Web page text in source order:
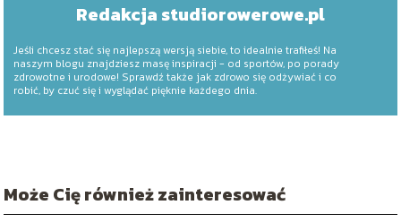
Redakcja studiorowerowe.pl
Jeśli chcesz stać się najlepszą wersją siebie, to idealnie trafiłeś! Na
naszym blogu znajdziesz masę inspiracji - od sportów, po porady
zdrowotne i urodowe! Sprawdź także jak zdrowo się odżywiać i co
robić, by czuć się i wyglądać pięknie każdego dnia.
Może Cię również zainteresować